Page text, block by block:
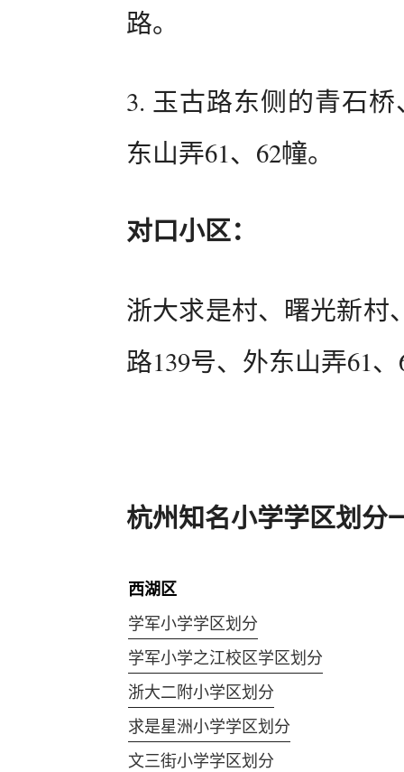
路。
3. 玉古路东侧的青石
东山弄61、62幢。
对口小区：
浙大求是村、曙光新村
路139号、外东山弄61
杭州知名小学学区划分
西湖区
学军小学学区划分
学军小学之江校区学区划分
浙大二附小学区划分
求是星洲小学学区划分
文三街小学学区划分